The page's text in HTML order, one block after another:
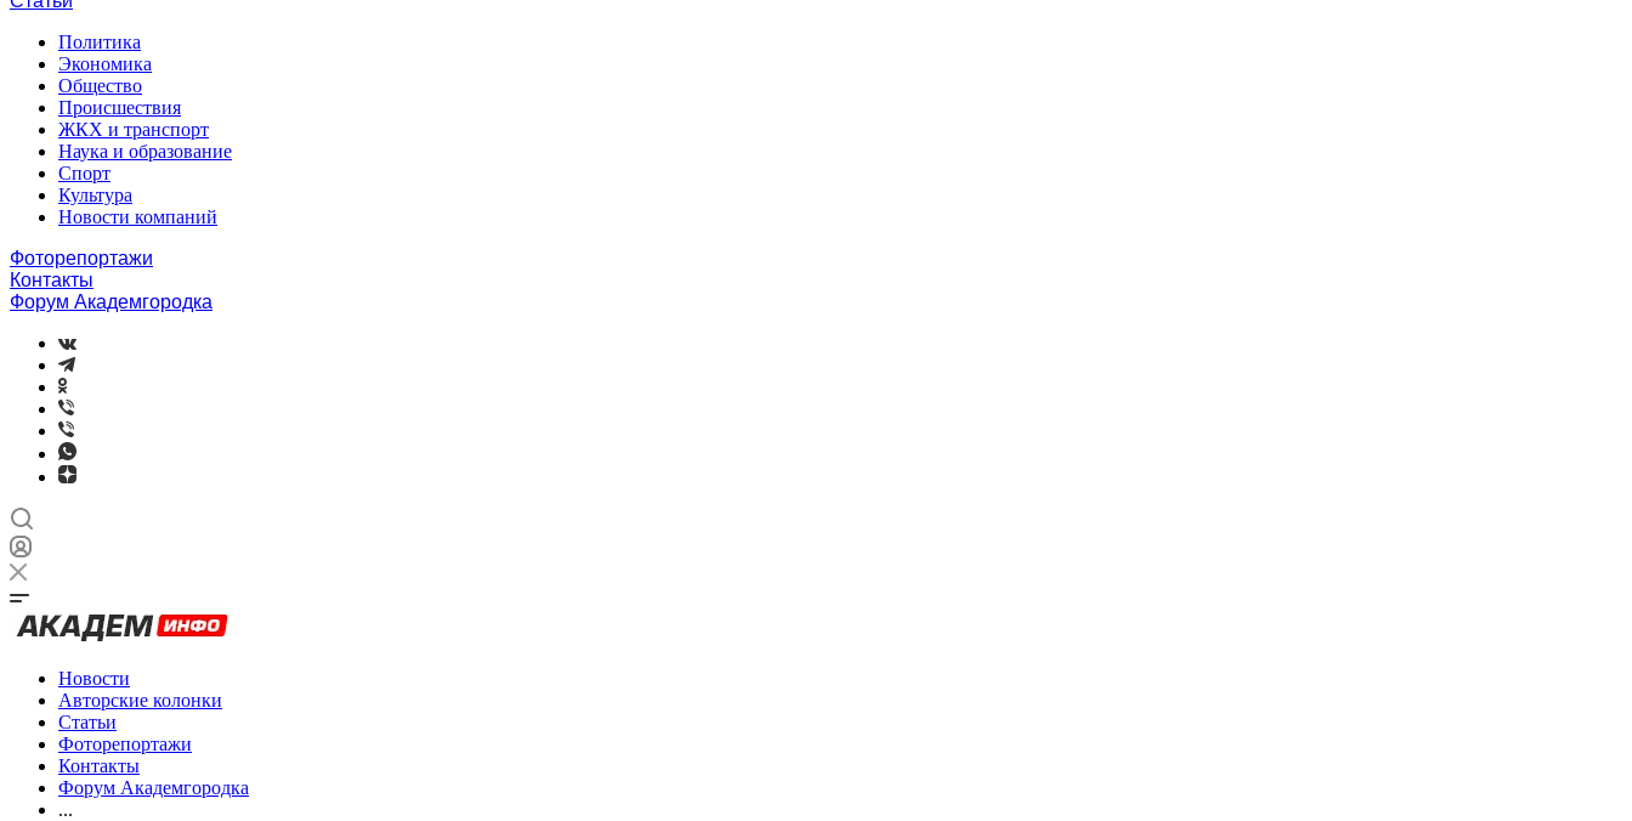
Политика
Экономика
Общество
Происшествия
ЖКХ и транспорт
Наука и образование
Спорт
Культура
Новости компаний
Фоторепортажи
Контакты
Форум Академгородка
Новости
Авторские колонки
Статьи
Фоторепортажи
Контакты
Форум Академгородка
...